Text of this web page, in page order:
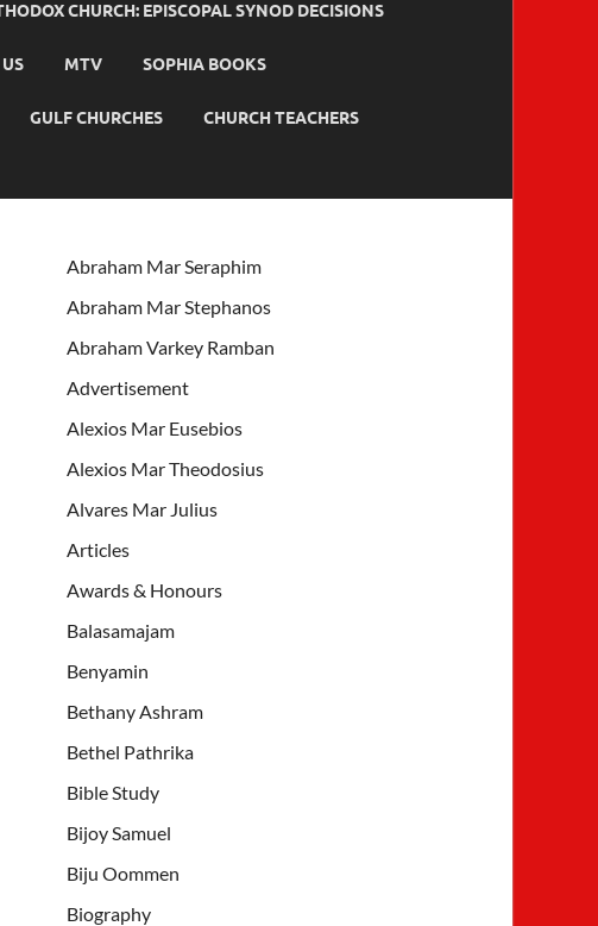
CHURCH: EPISCOPAL SYNOD DECISIONS
MTV SOPHIA BOOKS
GULF CHURCHES CHURCH TEACHERS
Abraham Mar Seraphim
Abraham Mar Stephanos
Abraham Varkey Ramban
Advertisement
Alexios Mar Eusebios
Alexios Mar Theodosius
Alvares Mar Julius
Articles
Awards & Honours
Balasamajam
Benyamin
Bethany Ashram
Bethel Pathrika
Bible Study
Bijoy Samuel
Biju Oommen
Biography